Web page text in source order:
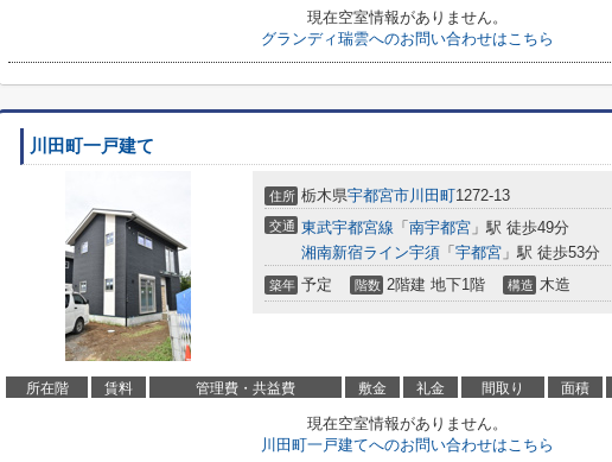
現在空室情報がありません。
グランディ瑞雲へのお問い合わせはこちら
川田町一戸建て
住所 栃木県宇都宮市川田町1272-13
交通 東武宇都宮線 「 南宇都宮 」駅 徒歩49分
湘南新宿ライン宇須 「 宇都宮 」駅 徒歩53分
築年 予定 階数 2階建 地下1階 構造 木造
所在階 賃料 管理費・共益費 敷金 礼金 間取り 面積
現在空室情報がありません。
川田町一戸建てへのお問い合わせはこちら